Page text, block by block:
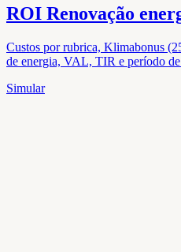
ROI Renovação
Custos por rubrica, Klimabonus
de energia, VAL, TIR e período
Simular